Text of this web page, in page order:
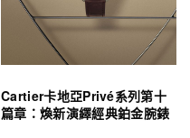
Cartier卡地亞Privé系列第十
篇章：煥新演繹經典鉑金腕錶